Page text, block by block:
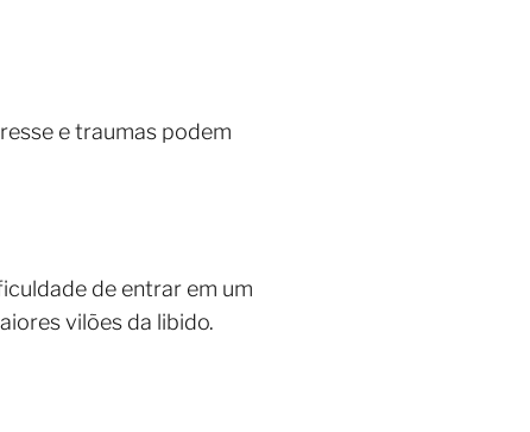
e traumas podem
de entrar em um
vilões da libido.